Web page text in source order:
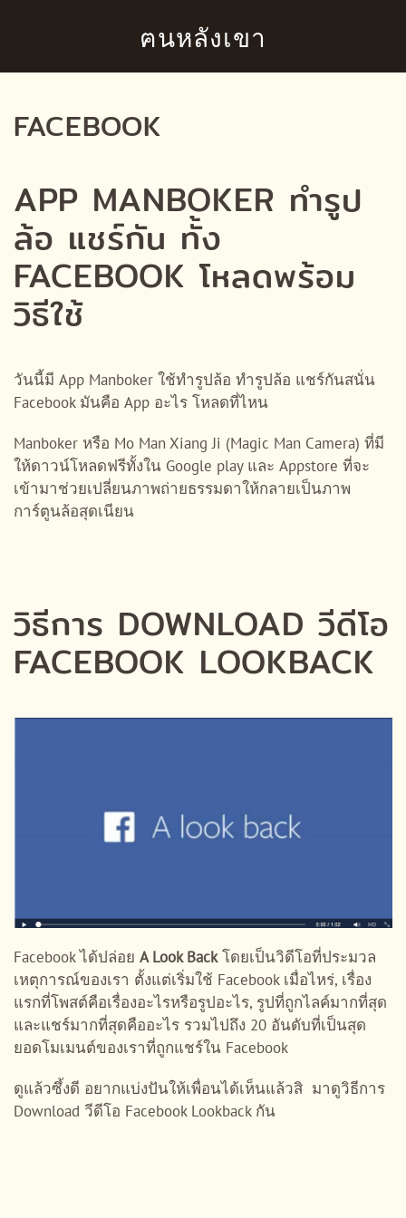
Skip to main contentฅนหลังเขา
FACEBOOK
APP MANBOKER ทำรูป
ล้อ แชร์กัน ทั้ง
FACEBOOK โหลดพร้อม
วิธีใช้
วันนี้มี App Manboker ใช้ทำรูปล้อ ทำรูปล้อ แชร์กันสนั่น
Facebook มันคือ App อะไร โหลดที่ไหน
Manboker หรือ Mo Man Xiang Ji (Magic Man Camera) ที่มี
ให้ดาวน์โหลดฟรีทั้งใน Google play และ Appstore ที่จะ
เข้ามาช่วยเปลี่ยนภาพถ่ายธรรมดาให้กลายเป็นภาพ
การ์ตูนล้อสุดเนียน
วิธีการ DOWNLOAD วีดีโอ
FACEBOOK LOOKBACK
Facebook ได้ปล่อย A Look Backโดยเป็นวิดีโอที่ประมวล
เหตุการณ์ของเรา ตั้งแต่เริ่มใช้ Facebook เมื่อไหร่, เรื่อง
แรกที่โพสต์คือเรื่องอะไรหรือรูปอะไร, รูปที่ถูกไลค์มากที่สุด
และแชร์มากที่สุดคืออะไร รวมไปถึง 20 อันดับที่เป็นสุด
ยอดโมเมนต์ของเราที่ถูกแชร์ใน Facebook
ดูแล้วซึ้งดี อยากแบ่งปันให้เพื่อนได้เห็นแล้วสิ มาดูวิธีการ
Download วีดีโอ Facebook Lookback กัน